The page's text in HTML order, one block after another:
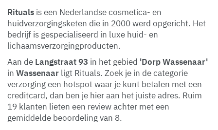
Rituals is een Nederlandse cosmetica- en
huidverzorgingsketen die in 2000 werd opgericht. Het
bedrijf is gespecialiseerd in luxe huid- en
lichaamsverzorgingproducten.
Aan de Langstraat 93 in het gebied 'Dorp Wassenaar'
in Wassenaar ligt Rituals. Zoek je in de categorie
verzorging een hotspot waar je kunt betalen met een
creditcard, dan ben je hier aan het juiste adres. Ruim
19 klanten lieten een review achter met een
gemiddelde beoordeling van 8.